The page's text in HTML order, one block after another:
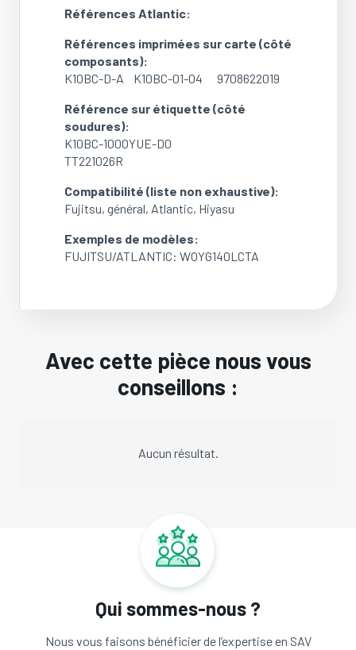
(FUJITSU/ATLANTIC/GENERAL)
Références Atlantic:
Références imprimées sur carte (côté
composants):
K10BC-D-A K10BC-01-04 9708622019
Référence sur étiquette (côté
soudures):
K10BC-1000YUE-D0
TT221026R
Compatibilité (liste non exhaustive):
Fujitsu, général, Atlantic, Hiyasu
Exemples de modèles:
FUJITSU/ATLANTIC: WOYG140LCTA
Avec cette pièce nous vous
conseillons :
Aucun résultat.
Qui sommes-nous ?
Nous vous faisons bénéficier de l’expertise en SAV